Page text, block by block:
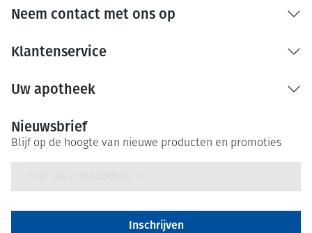
Neem contact met ons op
Klantenservice
Uw apotheek
Nieuwsbrief
Blijf op de hoogte van nieuwe producten en promoties
Inschrijven